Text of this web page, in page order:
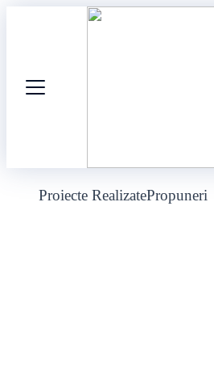
Proiecte RealizatePropuneri